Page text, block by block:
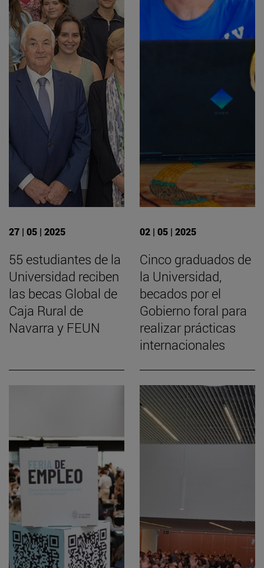
27 | 05 | 2025
55 estudiantes de la
Universidad reciben
las becas Global de
Caja Rural de
Navarra y FEUN
02 | 05 | 2025
Cinco graduados de
la Universidad,
becados por el
Gobierno foral para
realizar prácticas
internacionales